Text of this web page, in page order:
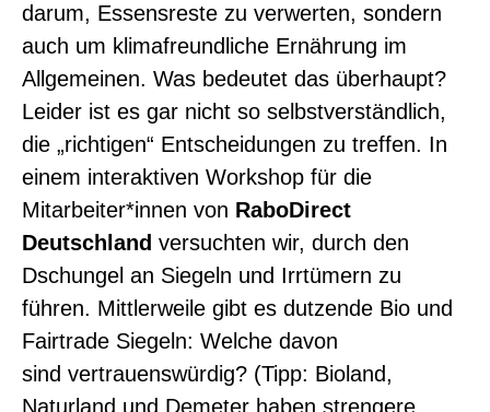
darum, Essensreste zu verwerten, sondern
auch um klimafreundliche Ernährung im
Allgemeinen. Was bedeutet das überhaupt?
Leider ist es gar nicht so selbstverständlich,
die „richtigen“ Entscheidungen zu treffen. In
einem interaktiven Workshop für die
Mitarbeiter*innen von RaboDirect
Deutschland versuchten wir, durch den
Dschungel an Siegeln und Irrtümern zu
führen. Mittlerweile gibt es dutzende Bio und
Fairtrade Siegeln: Welche davon
sind vertrauenswürdig? (Tipp: Bioland,
Naturland und Demeter haben strengere